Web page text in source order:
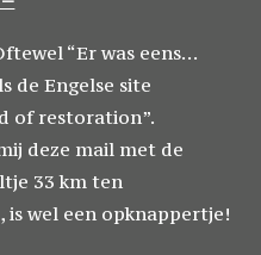
“Er was eens…
de Engelse site
of restoration”.
deze mail met de
33 km ten
is wel een opknappertje!